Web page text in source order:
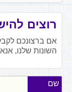
רוצים
אם ברצונכם
השונות שלנו,
שם